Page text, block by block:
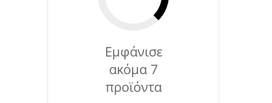
Εμφάνισε
ακόμα 7
προϊόντα